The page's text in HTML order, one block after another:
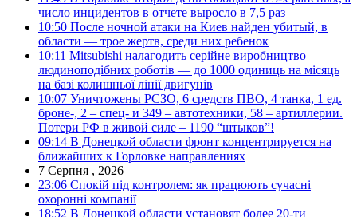
число инцидентов в отчете выросло в 7,5 раз
10:50 После ночной атаки на Киев найден убитый, в
области — трое жертв, среди них ребенок
10:11 Mitsubishi налагодить серійне виробництво
людиноподібних роботів — до 1000 одиниць на місяць
на базі колишньої лінії двигунів
10:07 Уничтожены РСЗО, 6 средств ПВО, 4 танка, 1 ед.
броне-, 2 – спец- и 349 – автотехники, 58 – артиллерии.
Потери РФ в живой силе – 1190 “штыков”!
09:14 В Донецкой области фронт концентрируется на
ближайших к Горловке направлениях
7 Серпня , 2026
23:06 Спокій під контролем: як працюють сучасні
охоронні компанії
18:52 В Донецкой области установят более 20-ти